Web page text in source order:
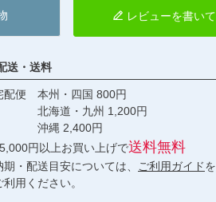
レビューを書いて
送・送料
配便 本州・四国 800円
北海道・九州 1,200円
沖縄 2,400円
円以上お買い上げで送料無料
期・配送目安については、 ご利用ガイドを
利用ください。